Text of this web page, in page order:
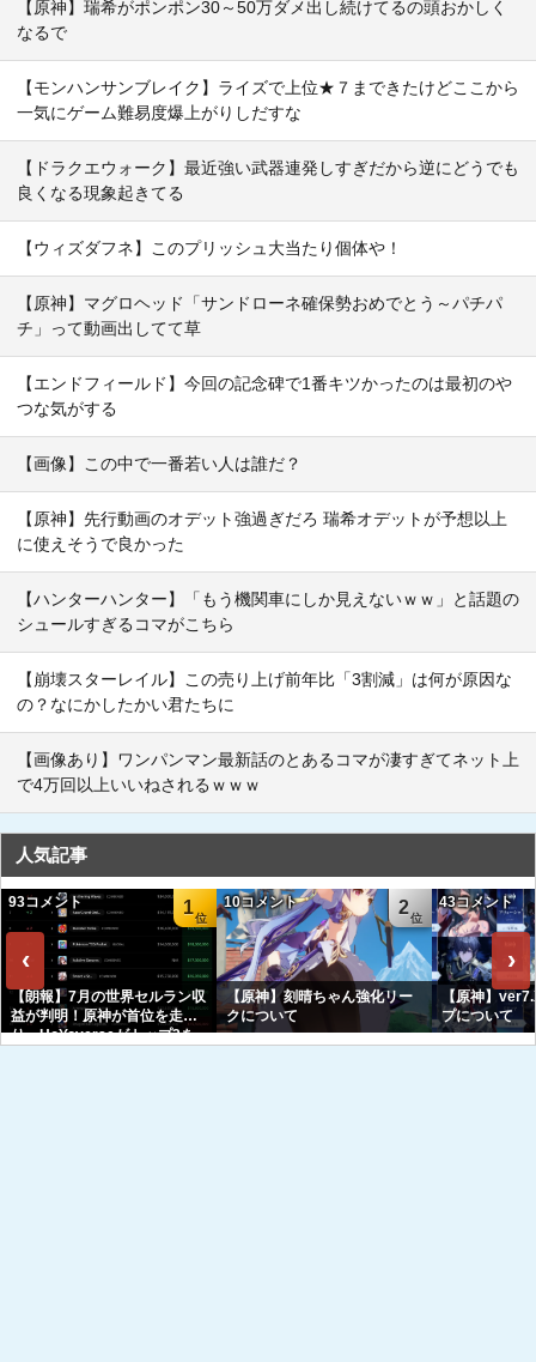
【原神】瑞希がポンポン30～50万ダメ出し続けてるの頭おかしく
なるで
【モンハンサンブレイク】ライズで上位★７まできたけどここから
一気にゲーム難易度爆上がりしだすな
【ドラクエウォーク】最近強い武器連発しすぎだから逆にどうでも
良くなる現象起きてる
【ウィズダフネ】このプリッシュ大当たり個体や！
【原神】マグロヘッド「サンドローネ確保勢おめでとう～パチパ
チ」って動画出してて草
【エンドフィールド】今回の記念碑で1番キツかったのは最初のや
つな気がする
【画像】この中で一番若い人は誰だ？
【原神】先行動画のオデット強過ぎだろ 瑞希オデットが予想以上
に使えそうで良かった
【ハンターハンター】「もう機関車にしか見えないｗｗ」と話題の
シュールすぎるコマがこちら
【崩壊スターレイル】この売り上げ前年比「3割減」は何が原因な
の？なにかしたかい君たちに
【画像あり】ワンパンマン最新話のとあるコマが凄すぎてネット上
で4万回以上いいねされるｗｗｗ
人気記事
‹
1
93コメント
【朗報】7月の世界セルラン収
益が判明！原神が首位を走
り、HoYoverseがトップ3を
2
10コメント
【原神】刻晴ちゃん強化リー
クについて
43コメント
【原神】
プについて
›